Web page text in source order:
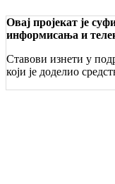
Овај пројекат је
информисања и
Ставови изнети у
који је доделио